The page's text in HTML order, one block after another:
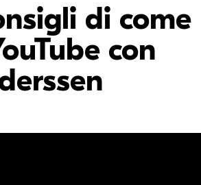
di come
con